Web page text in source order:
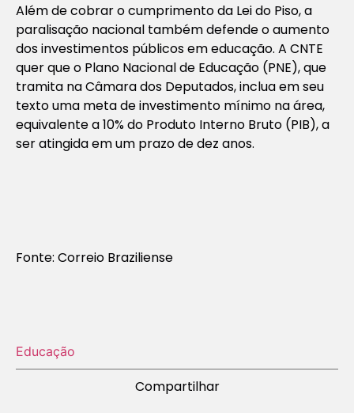
Além de cobrar o cumprimento da Lei do Piso, a
paralisação nacional também defende o aumento
dos investimentos públicos em educação. A CNTE
quer que o Plano Nacional de Educação (PNE), que
tramita na Câmara dos Deputados, inclua em seu
texto uma meta de investimento mínimo na área,
equivalente a 10% do Produto Interno Bruto (PIB), a
ser atingida em um prazo de dez anos.
Fonte: Correio Braziliense
Educação
Compartilhar